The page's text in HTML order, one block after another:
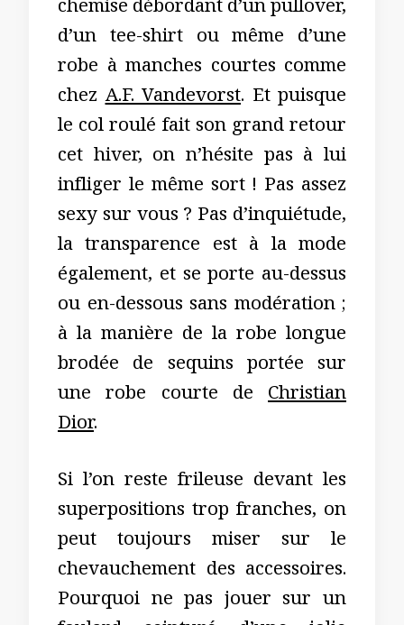
chemise débordant d’un pullover,
d’un tee-shirt ou même d’une
robe à manches courtes comme
chezA.F. Vandevorst. Et puisque
le col roulé fait son grand retour
cet hiver, on n’hésite pas à lui
infliger le même sort ! Pas assez
sexy sur vous ? Pas d’inquiétude,
la transparence est à la mode
également, et se porte au-dessus
ou en-dessous sans modération ;
à la manière de la robe longue
brodée de sequins portée sur
une robe courte de Christian
Dior.
Si l’on reste frileuse devant les
superpositions trop franches, on
peut toujours miser sur le
chevauchement des accessoires.
Pourquoi ne pas jouer sur un